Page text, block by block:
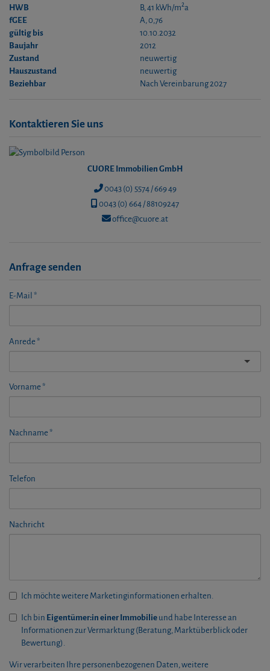
HWB
B, 41 kWh/m2a
fGEE
A, 0,76
gültig bis
10.10.2032
Baujahr
2012
Zustand
neuwertig
Hauszustand
neuwertig
Beziehbar
Nach Vereinbarung 2027
Kontaktieren Sie uns
CUORE Immobilien GmbH
0043 (0) 5574 / 669 49
0043 (0) 664 / 88109247
office@cuore.at
Anfrage senden
E-Mail
Anrede
Vorname
Nachname
Telefon
Nachricht
Ich möchte weitere Marketinginformationen erhalten.
Ich bin Eigentümer:in einer Immobilie und habe Interesse an
Informationen zur Vermarktung (Beratung, Marktüberblick oder
Bewertung).
Wir verarbeiten Ihre personenbezogenen Daten, weitere